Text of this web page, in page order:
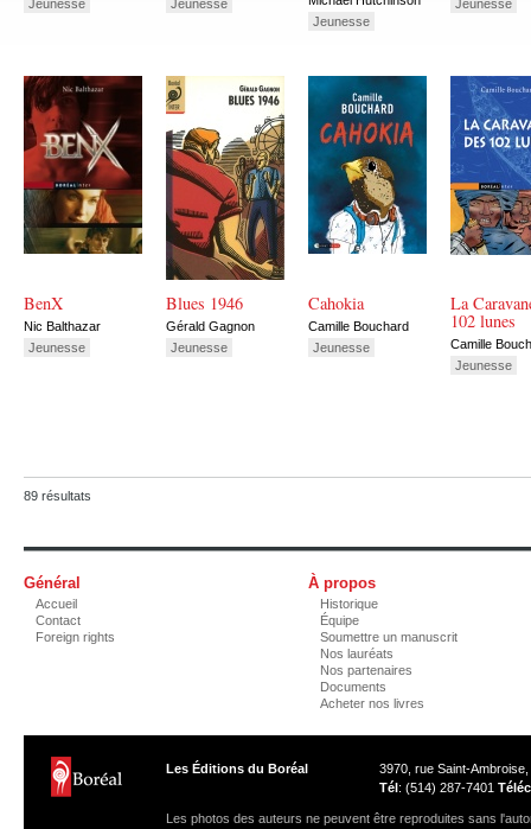
Jeunesse
Jeunesse
Jeunesse
Jeunesse
BenX
Nic Balthazar
Jeunesse
Blues 1946
Gérald Gagnon
Jeunesse
Cahokia
Camille Bouchard
Jeunesse
La
102 lunes
Camille
Jeunesse
89 résultats
Général
Accueil
Contact
Foreign rights
À propos
Historique
Équipe
Soumettre un manuscrit
Nos lauréats
Nos partenaires
Documents
Acheter nos livres
Les Éditions du Boréal
3970, rue Saint-
Tél : (514) 287-7401 Téléc
Les photos des auteurs ne peuvent être reproduites sans